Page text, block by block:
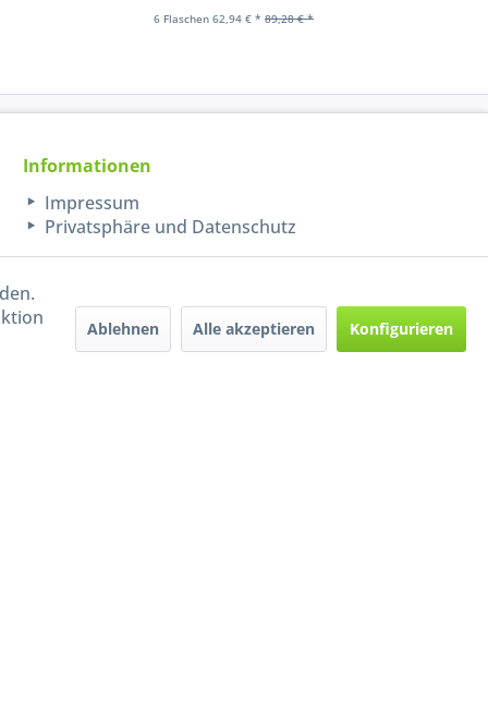
6 Flaschen 62,94 € * 89,28 € *
Informationen
Impressum
Privatsphäre und Datenschutz
Ablehnen Alle akzeptieren Konfigurieren